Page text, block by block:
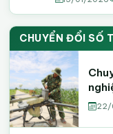
CHUYỂN ĐỔI SỐ
22/